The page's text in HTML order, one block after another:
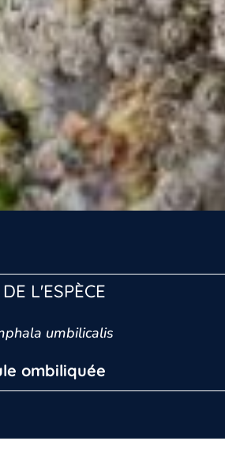
L'ESPÈCE
umbilicalis
ombiliquée